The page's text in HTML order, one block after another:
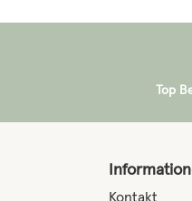
Top
Kontakt